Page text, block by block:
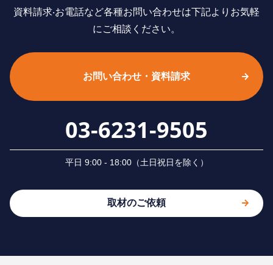
資料請求‧お電話など各種お問い合わせは下記よりお気軽
にご相談ください。
お問い合わせ・資料請求
03-6231-9505
平⽇ 9:00 - 18:00（⼟⽇祝⽇を除く）
取材のご依頼